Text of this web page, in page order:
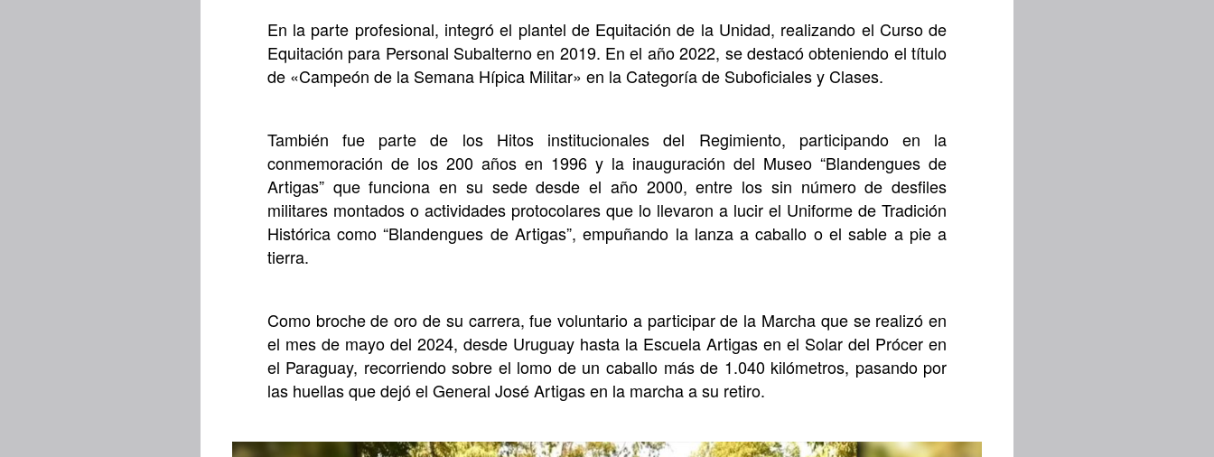
En la parte profesional, integró el plantel de Equitación de la Unidad, realizando el Curso de
Equitación para Personal Subalterno en 2019. En el año 2022, se destacó obteniendo el título
de «Campeón de la Semana Hípica Militar» en la Categoría de Suboficiales y Clases.
También fue parte de los Hitos institucionales del Regimiento, participando en la
conmemoración de los 200 años en 1996 y la inauguración del Museo “Blandengues de
Artigas” que funciona en su sede desde el año 2000, entre los sin número de desfiles
militares montados o actividades protocolares que lo llevaron a lucir el Uniforme de Tradición
Histórica como “Blandengues de Artigas”, empuñando la lanza a caballo o el sable a pie a
tierra.
Como broche de oro de su carrera, fue voluntario a participar de la Marcha que se realizó en
el mes de mayo del 2024, desde Uruguay hasta la Escuela Artigas en el Solar del Prócer en
el Paraguay, recorriendo sobre el lomo de un caballo más de 1.040 kilómetros, pasando por
las huellas que dejó el General José Artigas en la marcha a su retiro.